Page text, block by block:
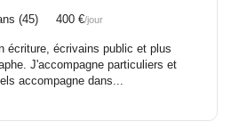
(45) 400 €/jour
écriture, écrivains public et plus
J'accompagne particuliers et
accompagne dans...